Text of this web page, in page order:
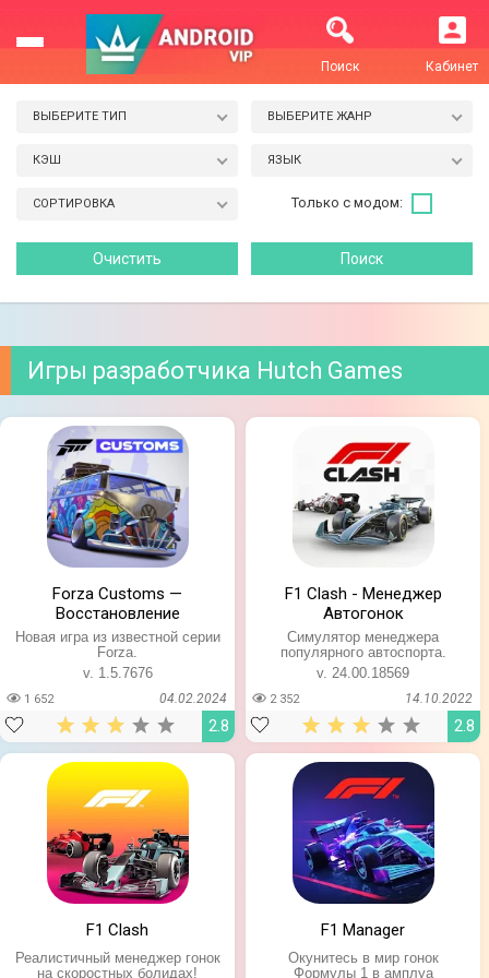
Кабинет
Поиск
ВЫБЕРИТЕ ТИП ВЫБЕРИТЕ ЖАНР
КЭШ ЯЗЫК
СОРТИРОВКА Только с модом:
Игры разработчика Hutch Games
Forza Customs —
Восстановление
Новая игра из известной серии
Forza.
v. 1.5.7676
1 652 04.02.2024
2.8
F1 Clash - Менеджер
Автогонок
Симулятор менеджера
популярного автоспорта.
v. 24.00.18569
2 352 14.10.2022
2.8
F1 Clash
Реалистичный менеджер гонок
на скоростных болидах!
F1 Manager
Окунитесь в мир гонок
Формулы 1 в амплуа